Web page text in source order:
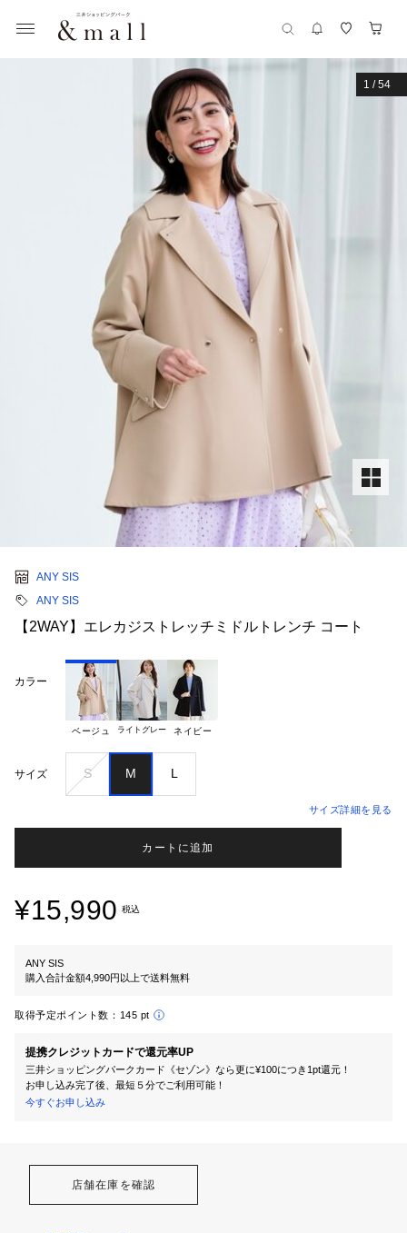
1 /54
ANY SIS
ANY SIS
【2WAY】エレカジストレッチミドルトレンチ コート
カラー
ベージュ ライトグレー ネイビー
サイズ S M L
サイズ詳細を見る
カートに追加
¥15,990 税込
ANY SIS
購入合計金額4,990円以上で送料無料
取得予定ポイント数： 145 pt
提携クレジットカードで還元率UP
三井ショッピングパークカード《セゾン》なら更に¥100につき1pt還元！
お申し込み完了後、最短５分でご利用可能！
今すぐお申し込み
店舗在庫を確認